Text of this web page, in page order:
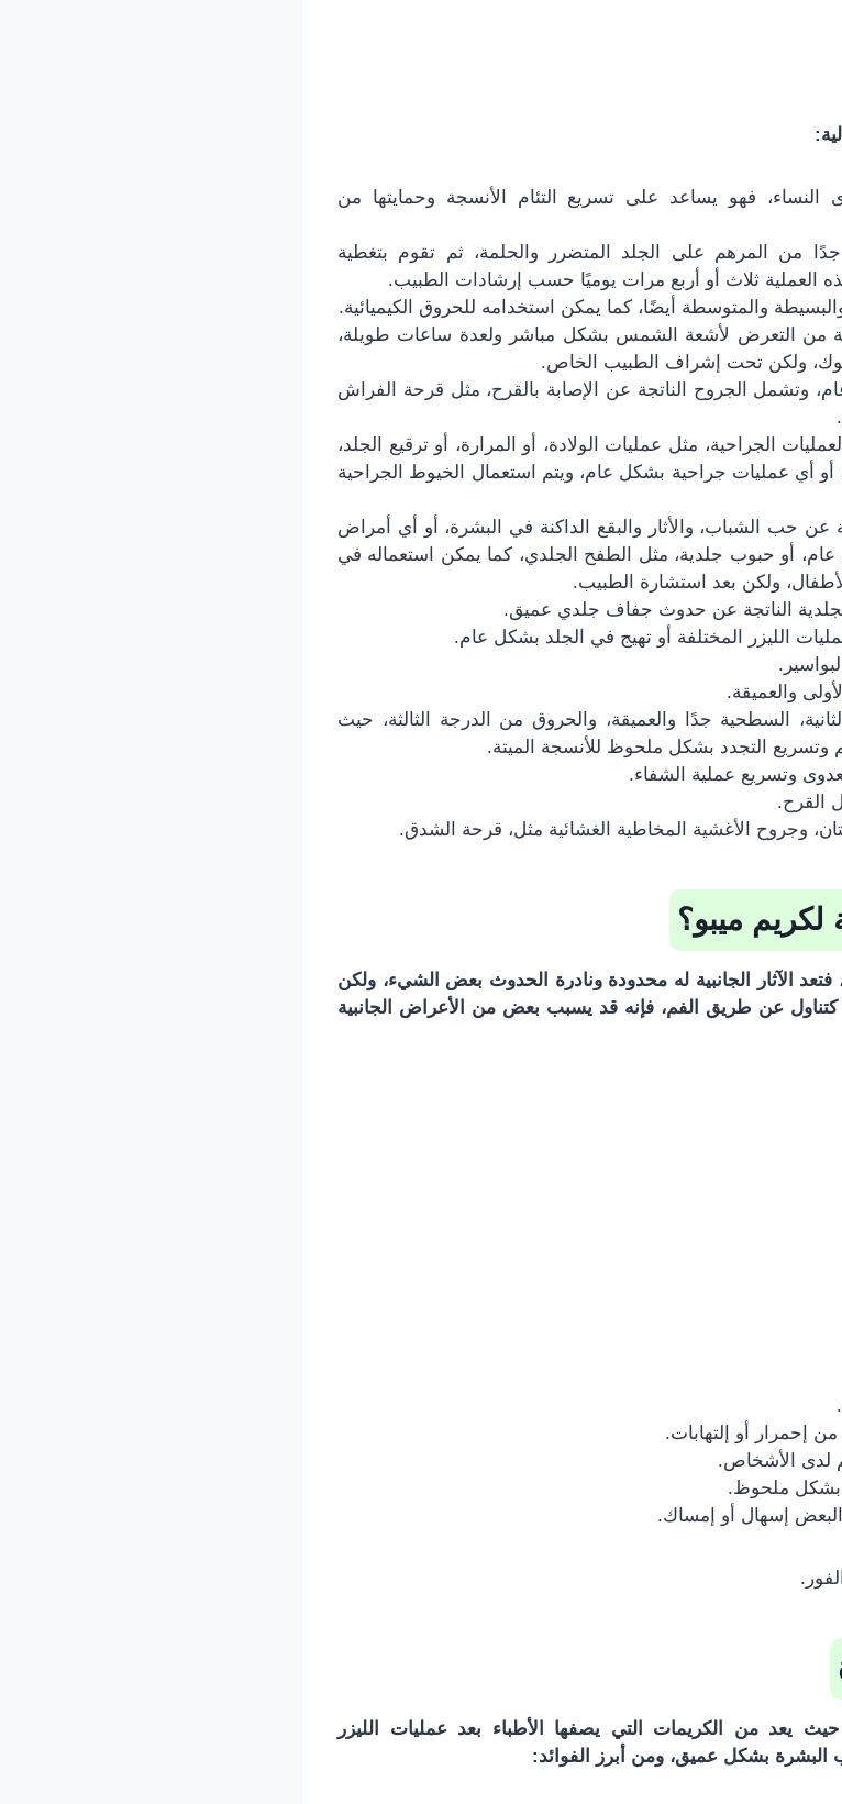
النساء، فهو يساعد على تسريع التئام الأنسجة وحمايتها من
من المرهم على الجلد المتضرر والحلمة، ثم تقوم بتغطية
العملية ثلاث أو أربع مرات يوميًا حسب إرشادات الطبيب.
والمتوسطة أيضًا، كما يمكن استخدامه للحروق الكيميائية.
من التعرض لأشعة الشمس بشكل مباشر ولعدة ساعات طويلة،
ولكن تحت إشراف الطبيب الخاص.
وتشمل الجروح الناتجة عن الإصابة بالقرح، مثل قرحة الفراش
الجراحية، مثل عمليات الولادة، أو المرارة، أو ترقيع الجلد،
أي عمليات جراحية بشكل عام، ويتم استعمال الخيوط الجراحية
عن حب الشباب، والأثار والبقع الداكنة في البشرة، أو أي أمراض
أو حبوب جلدية، مثل الطفح الجلدي، كما يمكن استعماله في
ولكن بعد استشارة الطبيب.
الناتجة عن حدوث جفاف جلدي عميق.
الليزر المختلفة أو تهيج في الجلد بشكل عام.
والعميقة.
السطحية جدًا والعميقة، والحروق من الدرجة الثالثة، حيث
وتسريع التجدد بشكل ملحوظ للأنسجة الميتة.
وتسريع عملية الشفاء.
القرح.
وجروح الأغشية المخاطية الغشائية مثل، قرحة الشدق.
لكريم ميبو؟
الآثار الجانبية له محدودة ونادرة الحدوث بعض الشيء، ولكن
كتناول عن طريق الفم، فإنه قد يسبب بعض من الأعراض الجانبية
إحمرار أو إلتهابات.
لدى الأشخاص.
بشكل ملحوظ.
إسهال أو إمساك.
يعد من الكريمات التي يصفها الأطباء بعد عمليات الليزر
البشرة بشكل عميق، ومن أبرز الفوائد: